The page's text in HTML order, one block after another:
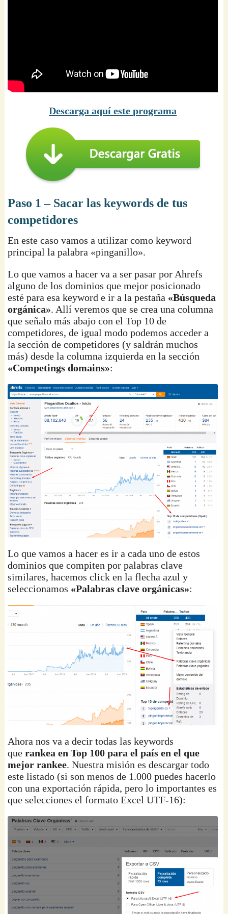
Descarga aquí este programa
Paso 1 – Sacar las keywords de tus
competidores
En este caso vamos a utilizar como keyword
principal la palabra «pinganillo».
Lo que vamos a hacer va a ser pasar por Ahrefs
alguno de los dominios que mejor posicionado
esté para esa keyword e ir a la pestaña «Búsqueda
orgánica». Allí veremos que se crea una columna
que señalo más abajo con el Top 10 de
competidores, de igual modo podemos acceder a
la sección de competidores (y saldrán muchos
más) desde la columna izquierda en la sección
«Competings domains»:
Lo que vamos a hacer es ir a cada uno de estos
dominios que compiten por palabras clave
similares, hacemos click en la flecha azul y
seleccionamos «Palabras clave orgánicas»:
Ahora nos va a decir todas las keywords
querankea en Top 100 para el país en el que
mejor rankee. Nuestra misión es descargar todo
este listado (si son menos de 1.000 puedes hacerlo
con una exportación rápida, pero lo importantes es
que selecciones el formato Excel UTF-16):